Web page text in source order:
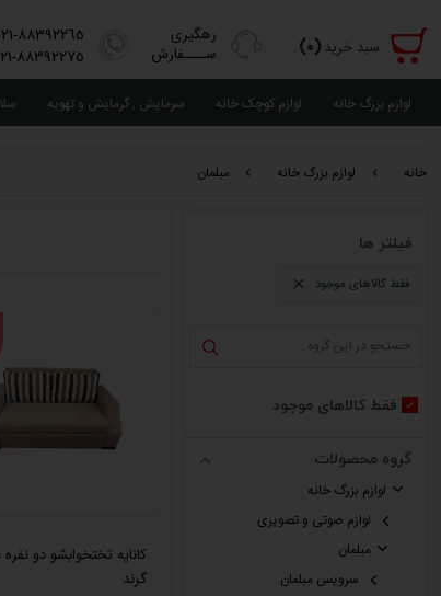
سبد خرید(٠)
رهگیری
ســــفارش
٨٨٣٩٢٢٦٥-٠٢١
٨٨٣٩٢٢٧٥-٠٢١
لوازم بزرگ خانه لوازم کوچک خانه سرمایش , گرمایش و تهویه
خانه لوازم بزرگ خانه مبلمان
فیلتر ها
فقط کالاهای موجود
فقط کالاهای موجود
گروه محصولات
لوازم بزرگ خانه
لوازم صوتی و تصویری
مبلمان
سرویس مبلمان
کاناپه تختخوابشو دو
گرند